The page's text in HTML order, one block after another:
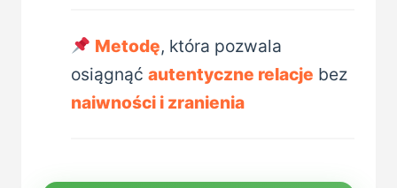
Metodę, która pozwala
osiągnąć autentyczne relacje bez
naiwności i zranienia